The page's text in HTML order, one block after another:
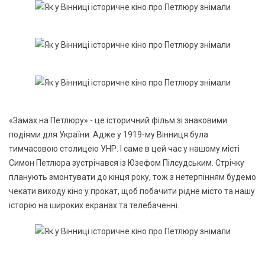
«Замах на Петлюру» - це історичний фільм зі знаковими
подіями для України. Адже у 1919-му Вінниця була
тимчасовою столицею УНР. І саме в цей час у нашому місті
Симон Петлюра зустрічався із Юзефом Пілсудським. Стрічку
планують змонтувати до кінця року, тож з нетерпінням будемо
чекати виходу кіно у прокат, щоб побачити рідне місто та нашу
історію на широких екранах та телебаченні.